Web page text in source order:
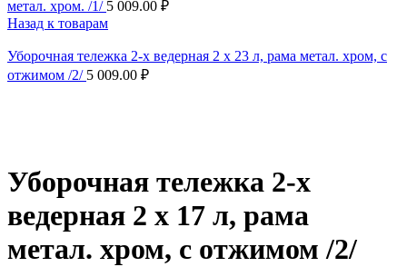
метал. хром. /1/ 5 009.00 ₽
Назад к товарам
Уборочная тележка 2-х ведерная 2 х 23 л, рама метал. хром, с
отжимом /2/ 5 009.00 ₽
Уборочная тележка 2-х
ведерная 2 х 17 л, рама
метал. хром, с отжимом /2/